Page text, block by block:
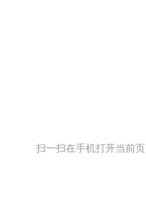
扫一扫在手机打开当前页